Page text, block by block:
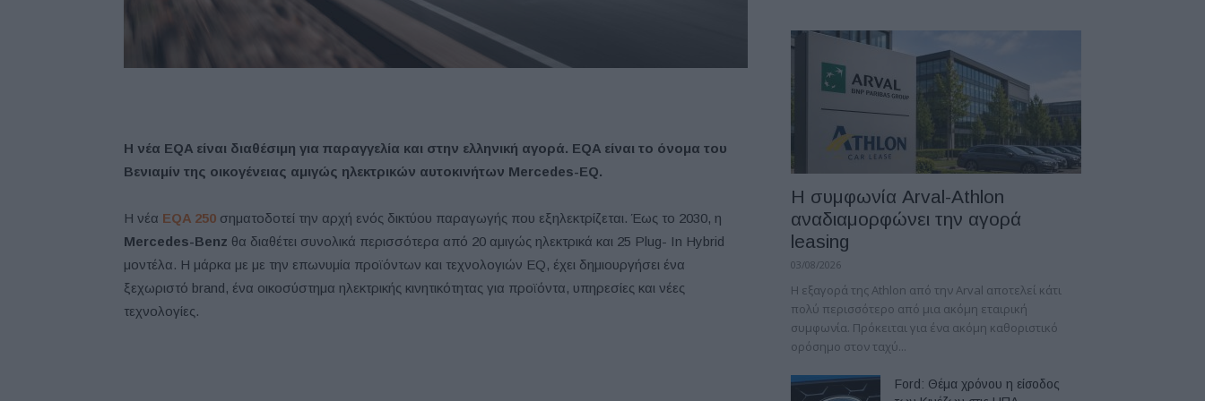
Η νέα EQA είναι διαθέσιμη για παραγγελία και στην ελληνική αγορά. EQA είναι το όνομα του
Bενιαμίν της οικογένειας αμιγώς ηλεκτρικών αυτοκινήτων Mercedes-EQ.
Η νέα EQA 250 σηματοδοτεί την αρχή ενός δικτύου παραγωγής που εξηλεκτρίζεται. Έως το 2030, η
Mercedes-Benz θα διαθέτει συνολικά περισσότερα από 20 αμιγώς ηλεκτρικά και 25 Plug- In Hybrid
μοντέλα. Η μάρκα με με την επωνυμία προϊόντων και τεχνολογιών EQ, έχει δημιουργήσει ένα
ξεχωριστό brand, ένα οικοσύστημα ηλεκτρικής κινητικότητας για προϊόντα, υπηρεσίες και νέες
τεχνολογίες.
Η συμφωνία Arval-Athlon
αναδιαμορφώνει την αγορά
leasing
03/08/2026
Η εξαγορά της Athlon από την Arval αποτελεί κάτι
πολύ περισσότερο από μια ακόμη εταιρική
συμφωνία. Πρόκειται για ένα ακόμη καθοριστικό
ορόσημο στον ταχύ...
Ford: Θέμα χρόνου η είσοδος